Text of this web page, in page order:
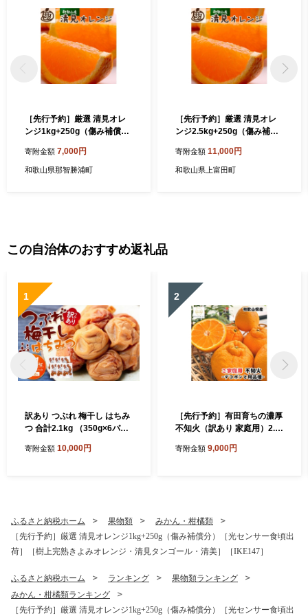
［先行予約］厳選 清見オレ
ンジ1kg+250g（傷み補償
［樹上完熟きよみオレンジ・
清見タンゴール・清美］［IK
寄附金額 7,000円
和歌山県那智勝浦町
［先行予約］厳選 清見オレ
ンジ2.5kg+250g（傷み補償
［樹上完熟きよみオレンジ・
清見タンゴール・清美］［IK
寄附金額 11,000円
和歌山県上富田町
この自治体のおすすめ返礼品
1
訳あり つぶれ 梅干し はちみ
つ 合計2.1kg （350g×6パッ
寄附金額 10,000円
2
［先行予約］有田育ちの濃厚
不知火（訳あり 家庭用）2.5
寄附金額 9,000円
ふるさと納税ホーム 果物類
みかん・柑橘類
［先行予約］厳選 清見オレンジ1kg+250g（傷み補償分）［光センサー食頃出
荷］［樹上完熟きよみオレンジ・清見タンゴール・清美］［IKE147］
ふるさと納税ホーム ランキング
果物類ランキング
みかん・柑橘類ランキング
［先行予約］厳選 清見オレンジ1kg+250g（傷み補償分）［光センサー食頃出